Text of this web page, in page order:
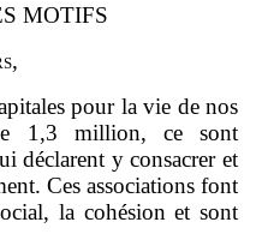
MOTIFS
,
pour la vie de nos
1,3 million, ce sont
déclarent y consacrer et
Ces associations font
la cohésion et sont